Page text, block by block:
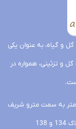
در بازار گل و گیاه، به عنوان یکی
و تزئینی، همواره در
: تهران – طرشت – چهارراه تیموری 200 متر به سمت مترو شریف